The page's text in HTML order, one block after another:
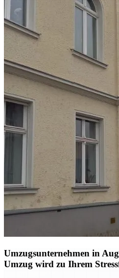
Umzugsunternehmen in
Umzug wird zu Ihrem